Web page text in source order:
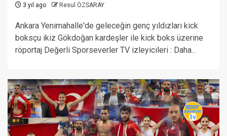
3 yıl ago Resul ÖZSARAY
Ankara Yenimahalle'de geleceğin genç yıldızları kick
boksçu ikiz Gökdoğan kardeşler ile kick boks üzerine
röportaj Değerli Sporseverler TV izleyicileri : Daha...